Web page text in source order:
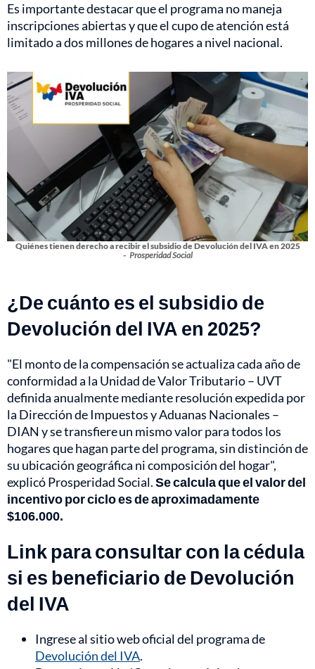
Es importante destacar que el programa no maneja
inscripciones abiertas y que el cupo de atención está
limitado a dos millones de hogares a nivel nacional.
Quiénes tienen derecho a recibir el subsidio de Devolución del IVA en 2025
- Prosperidad Social
¿De cuánto es el subsidio de
Devolución del IVA en 2025?
"El monto de la compensación se actualiza cada año de
conformidad a la Unidad de Valor Tributario – UVT
definida anualmente mediante resolución expedida por
la Dirección de Impuestos y Aduanas Nacionales –
DIAN y se transfiere un mismo valor para todos los
hogares que hagan parte del programa, sin distinción de
su ubicación geográfica ni composición del hogar",
explicó Prosperidad Social.Se calcula que el valor del
incentivo por ciclo es de aproximadamente
$106.000.
Link para consultar con la cédula
si es beneficiario de Devolución
del IVA
Ingrese al sitio web oficial del programa de
Devolución del IVA.